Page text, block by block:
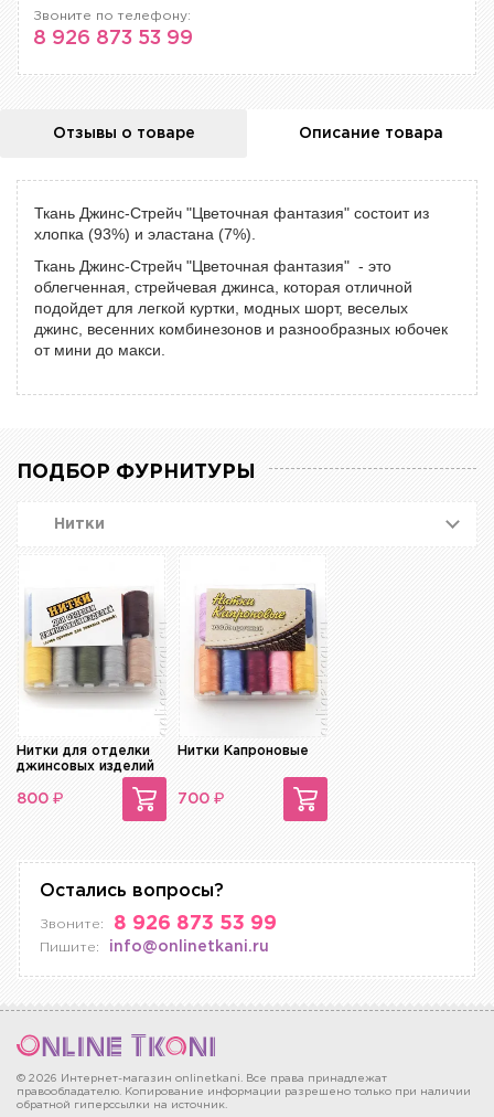
Звоните по телефону:
8 926 873 53 99
Отзывы о товаре Описание товара
Ткань Джинс-Стрейч "Цветочная фантазия" состоит из
хлопка (93%) и эластана (7%).
Ткань Джинс-Стрейч "Цветочная фантазия" - это
облегченная, стрейчевая джинса, которая отличной
подойдет для легкой куртки, модных шорт, веселых
джинс, весенних комбинезонов и разнообразных юбочек
от мини до макси.
ПОДБОР ФУРНИТУРЫ
Нитки
Нитки для отделки
джинсовых изделий
800 ₽
Нитки Капроновые
700 ₽
Остались вопросы?
Звоните: 8 926 873 53 99
Пишите: info@onlinetkani.ru
© 2026 Интернет-магазин onlinetkani. Все права принадлежат
правообладателю. Копирование информации разрешено только при наличии
обратной гиперссылки на источник.